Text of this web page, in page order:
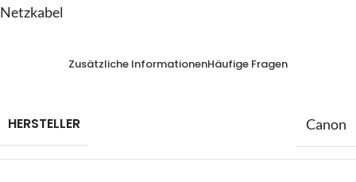
Netzkabel
Zusätzliche InformationenHäufige Fragen
HERSTELLER Canon